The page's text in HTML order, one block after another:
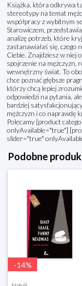
Książka, która odkrywa
stereotypy na temat
współpracy z wybitnym
Starowiczem,
analizę potrzeb, które
zastanawiałaś się, czego
Ciebie. Znajdziesz w niej
spojrzenie na mężczyzn,
wewnętrzny świat. To
chce poznać głębsze
którzy chcą lepiej
odpowiedzi na pytania,
bardziej
mężczyzn i co naprawdę
Polecamy [product
onlyAvailable="true"]
slider="true"
Podobne
-14%